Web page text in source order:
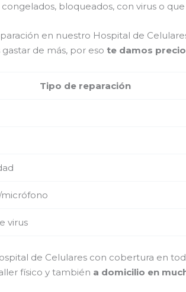
bloqueados, con virus o
en nuestro Hospital de
de más, por eso te damos
Tipo de reparación
micrófono
virus
de Celulares con cobertura en
físico y también a domicilio en